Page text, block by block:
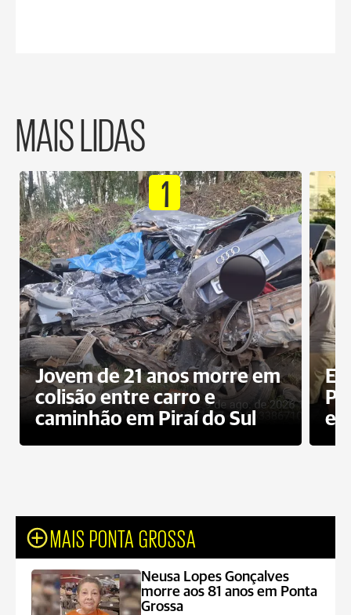
MAIS LIDAS
1
Jovem de 21 anos morre em
colisão entre carro e
caminhão em Piraí do Sul
MAIS PONTA GROSSA
Neusa Lopes Gonçalves
morre aos 81 anos em Ponta
Grossa